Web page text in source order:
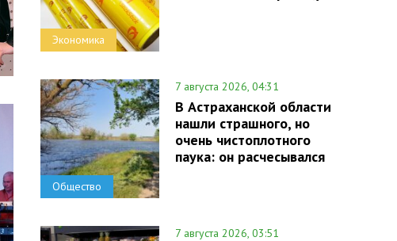
Экономика
Общество
7 августа 2026, 04:31
В Астраханской области
нашли страшного, но
очень чистоплотного
паука: он расчесывался
7 августа 2026, 03:51